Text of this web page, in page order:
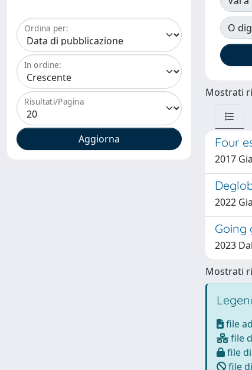
Ordina per:
In ordine:
Risultati/Pagina
O
Mostrati
Four
2017
2022
Going
2023
Mostrati
file
file
file
file